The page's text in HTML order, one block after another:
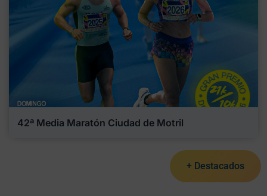
42ª Media Maratón Ciudad de Motril
+ Destacados